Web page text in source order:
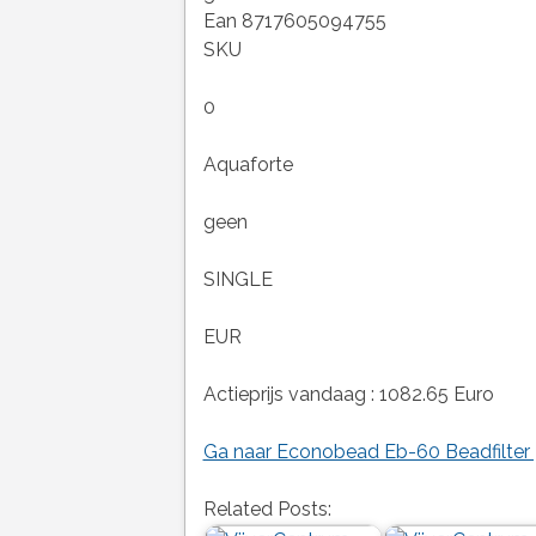
Ean 8717605094755
SKU
0
Aquaforte
geen
SINGLE
EUR
Actieprijs vandaag : 1082.65 Euro
Ga naar Econobead Eb-60
Related Posts: